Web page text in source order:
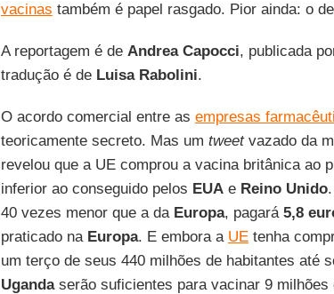
vacinas também é papel rasgado. Pior ainda: o
A reportagem é de Andrea Capocci, publicada
tradução é de Luisa Rabolini.
O acordo comercial entre as empresas
teoricamente secreto. Mas um tweetvazado da
revelou que a UE comprou a vacina britânica ao
inferior ao conseguido pelos EUAe Reino Unido
40 vezes menor que a da Europa, pagará 5,8
praticado na Europa. E embora a UEtenha
um terço de seus 440 milhões de habitantes até
Ugandaserão suficientes para vacinar 9